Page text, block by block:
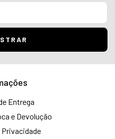
Entrega
e Devolução